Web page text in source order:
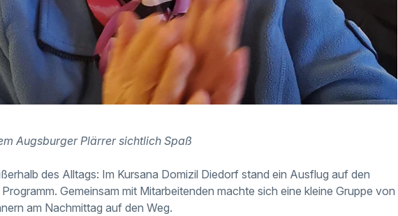
Augsburger Plärrer sichtlich Spaß
des Alltags: Im Kursana Domizil Diedorf stand ein Ausflug auf den
Gemeinsam mit Mitarbeitenden machte sich eine kleine Gruppe von
am Nachmittag auf den Weg.